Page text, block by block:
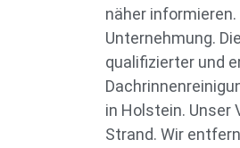
näher
Unternehmung.
qualifizierter und
in Holstein.
Strand. Wir